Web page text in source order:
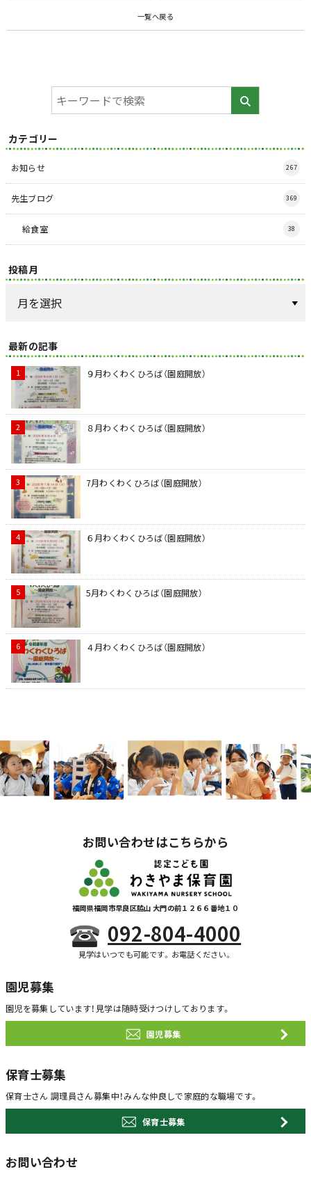
一覧へ戻る
カテゴリー
お知らせ 267
先生ブログ 369
給食室 38
投稿月
最新の記事
９月わくわくひろば（園庭開放）
８月わくわくひろば（園庭開放）
7月わくわくひろば（園庭開放）
６月わくわくひろば（園庭開放）
5月わくわくひろば（園庭開放）
４月わくわくひろば（園庭開放）
お問い合わせはこちらから
福岡県福岡市早良区脇山 大門の前１２６６番地１０
092-804-4000
見学はいつでも可能です。お電話ください。
園児募集
園児を募集しています！ 見学は随時受けつけしております。
園児募集
保育士募集
保育士さん 調理員さん募集中！みんな仲良しで家庭的な職場です。
保育士募集
お問い合わせ